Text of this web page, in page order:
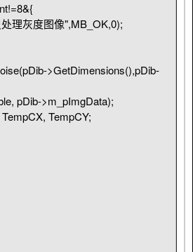
只能处理8位灰度图像!");
= m_nBitCount;
= (m_imgWidth *
/ 8 + 3) / 4 * 4;
= new unsigned char
m_imgHeight];
m_nBitCountOut / 8;
i++){
* pixelByte;
理灰度图像",MB_OK,0);
>GetDimensions(),pDib-
pDib->m_pImgData);
TempCY;